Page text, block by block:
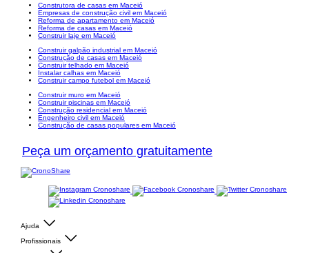
Construtora de casas em Maceió
Empresas de construção civil em Maceió
Reforma de apartamento em Maceió
Reforma de casas em Maceió
Construir laje em Maceió
Construir galpão industrial em Maceió
Construção de casas em Maceió
Construir telhado em Maceió
Instalar calhas em Maceió
Construir campo futebol em Maceió
Construir muro em Maceió
Construir piscinas em Maceió
Construção residencial em Maceió
Engenheiro civil em Maceió
Construção de casas populares em Maceió
Peça um orçamento gratuitamente
Ajuda
Profissionais